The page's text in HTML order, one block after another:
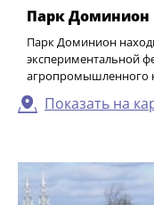
Парк Доминион
Парк Доминион
экспериментальной
агропромышленного
Показать на